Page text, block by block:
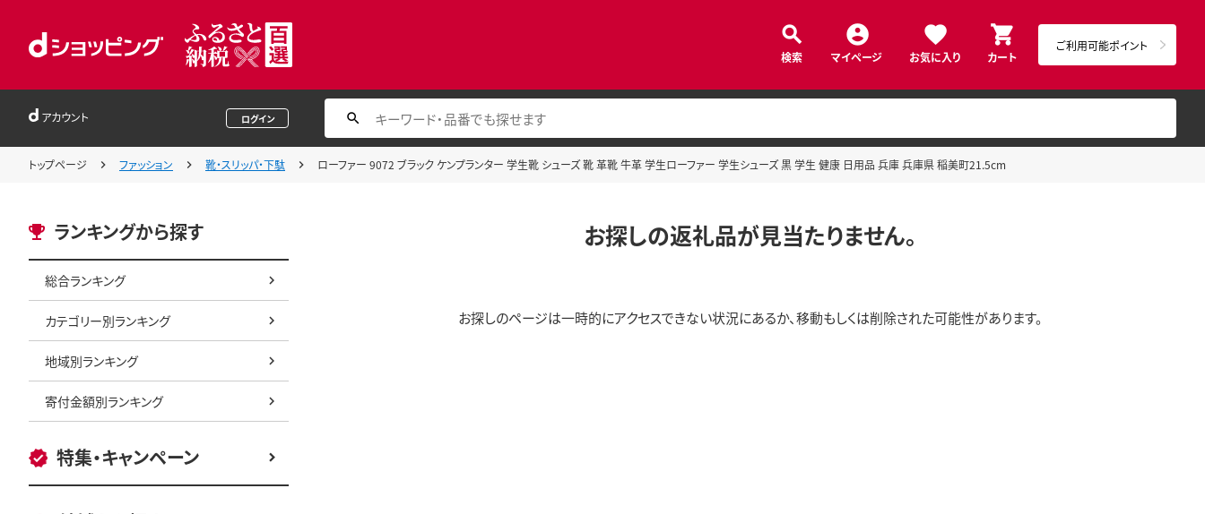
検索 マイページ お気に入り カート
ご利用可能ポイント
アカウント ログイン
トップページ ファッション 靴・スリッパ・下駄 ローファー 9072 ブラック ケンプランター 学生靴 シューズ 靴 革靴 牛革 学生ローファー 学生シューズ 黒 学生 健康 日用品 兵庫 兵庫県 稲美町21.5cm
ランキングから探す
総合ランキング
カテゴリー別ランキング
地域別ランキング
寄付金額別ランキング
特集・キャンペーン
お探しの返礼品が見当たりません。
お探しのページは一時的にアクセスできない状況にあるか、移動もしくは削除された可能性があります。